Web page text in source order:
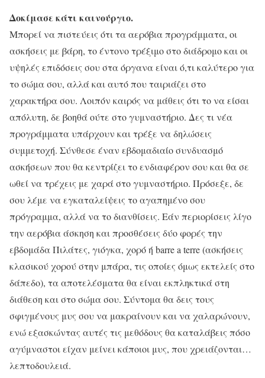
Δοκίμασε κάτι καινούργιο.
Μπορεί να πιστεύεις ότι τα αερόβια προγράμματα, οι
ασκήσεις με βάρη, το έντονο τρέξιμο στο διάδρομο και οι
υψηλές επιδόσεις σου στα όργανα είναι ό,τι καλύτερο για
το σώμα σου, αλλά και αυτό που ταιριάζει στο
χαρακτήρα σου. Λοιπόν καιρός να μάθεις ότι το να είσαι
απόλυτη, δε βοηθά ούτε στο γυμναστήριο. Δες τι νέα
προγράμματα υπάρχουν και τρέξε να δηλώσεις
συμμετοχή. Σύνθεσε έναν εβδομαδιαίο συνδυασμό
ασκήσεων που θα κεντρίζει το ενδιαφέρον σου και θα σε
ωθεί να τρέχεις με χαρά στο γυμναστήριο. Πρόσεξε, δε
σου λέμε να εγκαταλείψεις το αγαπημένο σου
πρόγραμμα, αλλά να το διανθίσεις. Εάν περιορίσεις λίγο
την αερόβια άσκηση και προσθέσεις δύο φορές την
εβδομάδα Πιλάτες, γιόγκα, χορό ή barre a terre (ασκήσεις
κλασικού χορού στην μπάρα, τις οποίες όμως εκτελείς στο
δάπεδο), τα αποτελέσματα θα είναι εκπληκτικά στη
διάθεση και στο σώμα σου. Σύντομα θα δεις τους
σφιγμένους μυς σου να μακραίνουν και να χαλαρώνουν,
ενώ εξασκώντας αυτές τις μεθόδους θα καταλάβεις πόσο
αγύμναστοι είχαν μείνει κάποιοι μυς, που χρειάζονται…
λεπτοδουλειά.